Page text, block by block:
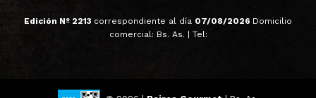
Edición Nº 2213 correspondiente al día 07/08/2026 Domicilio
comercial: Bs. As. | Tel: